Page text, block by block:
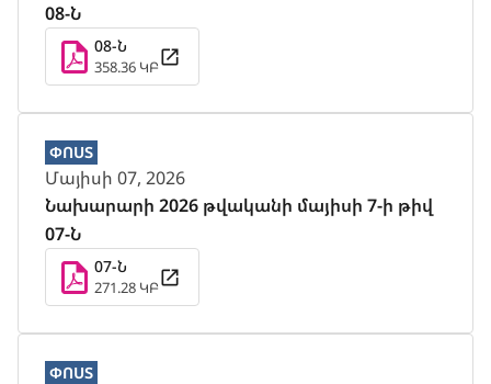
08-Ն
08-Ն
358.36 ԿԲ
ՓՈՍՏ
Մայիսի 07, 2026
Նախարարի 2026 թվականի մայիսի 7-ի թիվ
07-Ն
07-Ն
271.28 ԿԲ
ՓՈՍՏ